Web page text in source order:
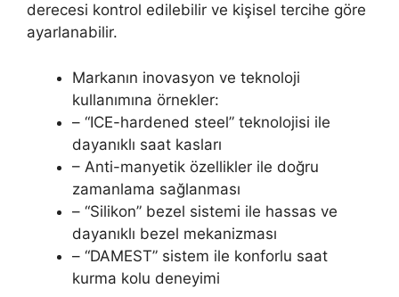
derecesi kontrol edilebilir ve kişisel tercihe göre
ayarlanabilir.
Markanın inovasyon ve teknoloji
kullanımına örnekler:
– “ICE-hardened steel” teknolojisi ile
dayanıklı saat kasları
– Anti-manyetik özellikler ile doğru
zamanlama sağlanması
– “Silikon” bezel sistemi ile hassas ve
dayanıklı bezel mekanizması
– “DAMEST” sistem ile konforlu saat
kurma kolu deneyimi